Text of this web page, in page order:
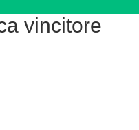
vincitore